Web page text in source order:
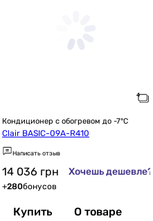
Кондиционер с обогревом до -7°C
Clair BASIC-09A-R410
Написать отзыв
14 036 грн Хочешь дешевле?
+280бонусов
Купить О товаре